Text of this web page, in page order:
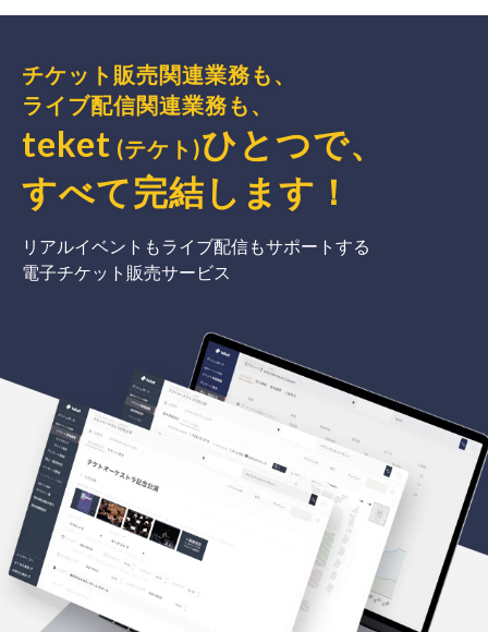
チケット販売関連業務も、
ライブ配信関連業務も、
teket (テケト)ひとつで、
すべて完結 します ！
リアルイベントもライブ配信もサポートする
電子チケット販売サービス